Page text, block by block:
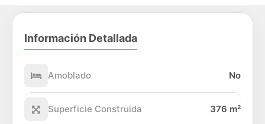
Información Detallada
Amoblado No
Superficie Construida 376 m²